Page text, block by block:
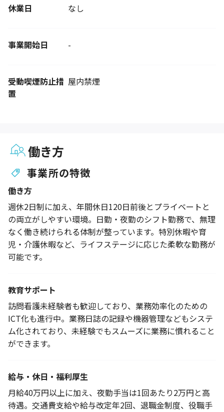
休業日 なし
事業開始日 -
受動喫煙防止措
置
屋内禁煙
働き方
事業所の特徴
働き方
週休2日制に加え、年間休日120日前後とプライベートと
の両立がしやすい環境。日勤・夜勤のシフト勤務で、無理
なく働き続けられる体制が整っています。特別休暇や育
児・介護休暇など、ライフステージに応じた柔軟な勤務が
可能です。
教育サポート
訪問看護未経験者も歓迎しており、業務効率化のための
ICT化も進行中。業務日誌の記録や機器管理などもシステ
ム化されており、未経験でもスムーズに業務に慣れること
ができます。
給与・休日・福利厚生
月給40万円以上に加え、夜勤手当は1回あたり2万円と高
待遇。交通費支給や給与改定年2回、退職金制度、役職手